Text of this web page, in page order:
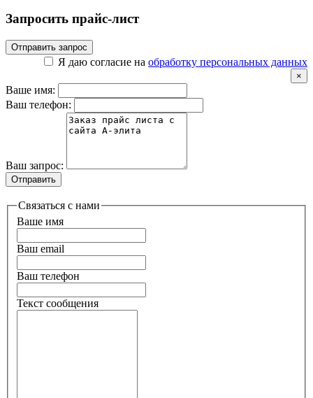
Запросить прайс-лист
Отправить запрос
Я даю согласие на обработку персональных данных
×
Ваше имя:
Ваш телефон:
Ваш запрос:
Отправить
Связаться с нами
Ваше имя
Ваш email
Ваш телефон
Текст сообщения